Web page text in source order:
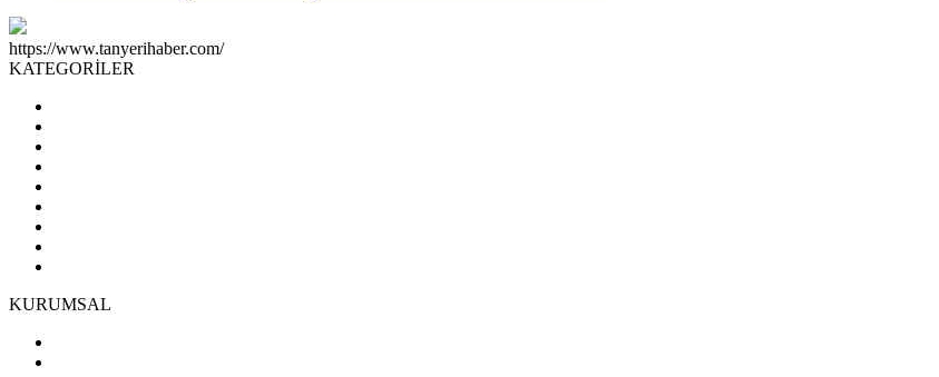
https://www.tanyerihaber.com/
KATEGORİLER
KURUMSAL